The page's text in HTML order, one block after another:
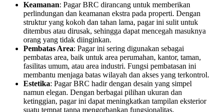
Keamanan: Pagar BRC dirancang untuk memberikan
perlindungan dan keamanan ekstra pada properti. Dengan
struktur yang kokoh dan tahan lama, pagar ini sulit untuk
ditembus atau dirusak, sehingga dapat mencegah masuknya
orang yang tidak diinginkan.
Pembatas Area: Pagar ini sering digunakan sebagai
pembatas area, baik untuk area perumahan, kantor, taman,
fasilitas umum, atau area industri. Fungsi pembatasan ini
membantu menjaga batas wilayah dan akses yang terkontrol.
Estetika: Pagar BRC hadir dengan desain yang simpel
namun elegan. Dengan berbagai pilihan ukuran dan
ketinggian, pagar ini dapat meningkatkan tampilan eksterior
suatu tempat tanpa mengorbankan fungsionalitas.